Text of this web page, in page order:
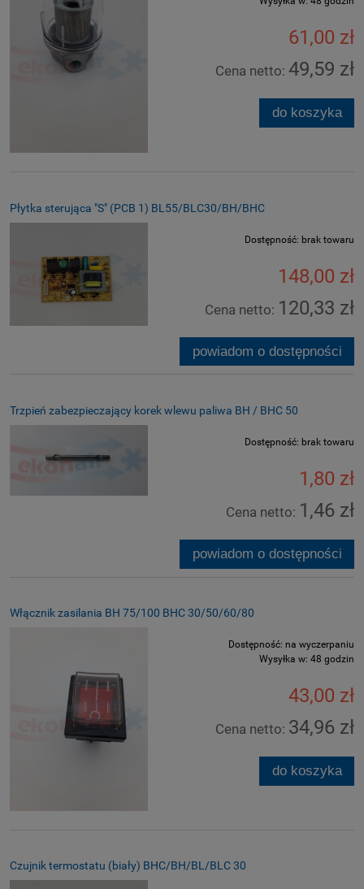
61,00 zł
Cena netto: 49,59 zł
do koszyka
Płytka sterująca "S" (PCB 1) BL55/BLC30/BH/BHC
Dostępność: brak towaru
148,00 zł
Cena netto: 120,33 zł
powiadom o dostępności
Trzpień zabezpieczający korek wlewu paliwa BH / BHC 50
Dostępność: brak towaru
1,80 zł
Cena netto: 1,46 zł
powiadom o dostępności
Włącznik zasilania BH 75/100 BHC 30/50/60/80
Dostępność: na wyczerpaniu
Wysyłka w: 48 godzin
43,00 zł
Cena netto: 34,96 zł
do koszyka
Czujnik termostatu (biały) BHC/BH/BL/BLC 30